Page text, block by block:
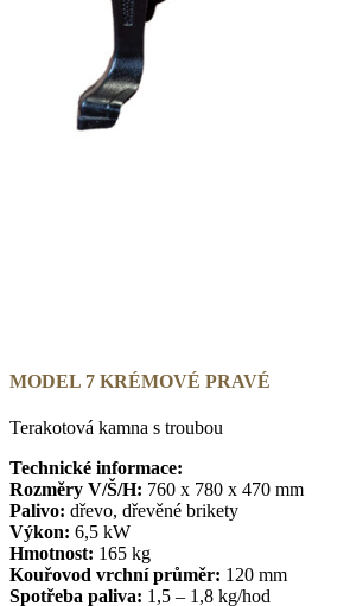
MODEL 7 KRÉMOVÉ PRAVÉ
Terakotová kamna s troubou
Technické informace:
Rozměry V/Š/H: 760 x 780 x 470 mm
Palivo: dřevo, dřevěné brikety
Výkon: 6,5 kW
Hmotnost: 165 kg
Kouřovod vrchní průměr: 120 mm
Spotřeba paliva: 1,5 – 1,8 kg/hod